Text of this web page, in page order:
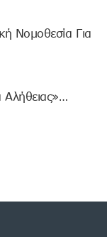
Νομοθεσία Για